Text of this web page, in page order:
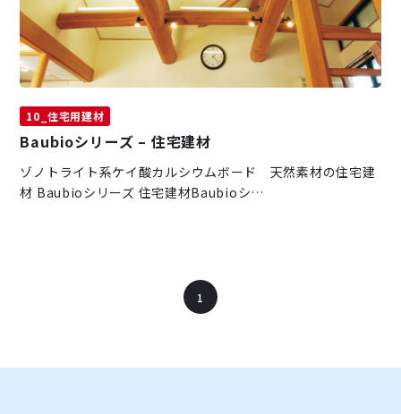
10_住宅用建材
Baubioシリーズ – 住宅建材
ゾノトライト系ケイ酸カルシウムボード 天然素材の住宅建
材 Baubioシリーズ 住宅建材Baubioシ…
1